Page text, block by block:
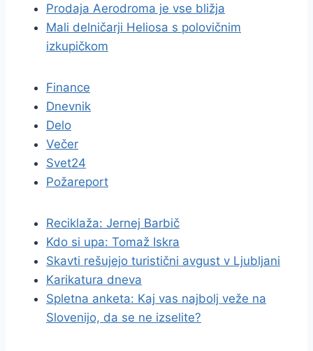
Prodaja Aerodroma je vse bližja
Mali delničarji Heliosa s polovičnim
izkupičkom
Finance
Dnevnik
Delo
Večer
Svet24
Požareport
Reciklaža: Jernej Barbič
Kdo si upa: Tomaž Iskra
Skavti rešujejo turistični avgust v Ljubljani
Karikatura dneva
Spletna anketa: Kaj vas najbolj veže na
Slovenijo, da se ne izselite?